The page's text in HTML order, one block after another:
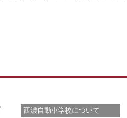
西濃自動車学校について